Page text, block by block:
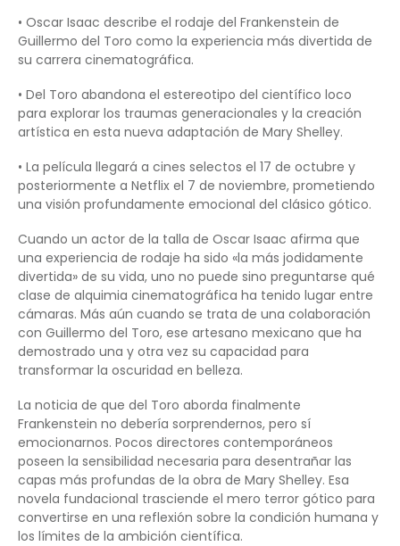
• Oscar Isaac describe el rodaje del Frankenstein de
Guillermo del Toro como la experiencia más divertida de
su carrera cinematográfica.
• Del Toro abandona el estereotipo del científico loco
para explorar los traumas generacionales y la creación
artística en esta nueva adaptación de Mary Shelley.
• La película llegará a cines selectos el 17 de octubre y
posteriormente a Netflix el 7 de noviembre, prometiendo
una visión profundamente emocional del clásico gótico.
Cuando un actor de la talla de Oscar Isaac afirma que
una experiencia de rodaje ha sido «la más jodidamente
divertida» de su vida, uno no puede sino preguntarse qué
clase de alquimia cinematográfica ha tenido lugar entre
cámaras. Más aún cuando se trata de una colaboración
con Guillermo del Toro, ese artesano mexicano que ha
demostrado una y otra vez su capacidad para
transformar la oscuridad en belleza.
La noticia de que del Toro aborda finalmente
Frankenstein no debería sorprendernos, pero sí
emocionarnos. Pocos directores contemporáneos
poseen la sensibilidad necesaria para desentrañar las
capas más profundas de la obra de Mary Shelley. Esa
novela fundacional trasciende el mero terror gótico para
convertirse en una reflexión sobre la condición humana y
los límites de la ambición científica.